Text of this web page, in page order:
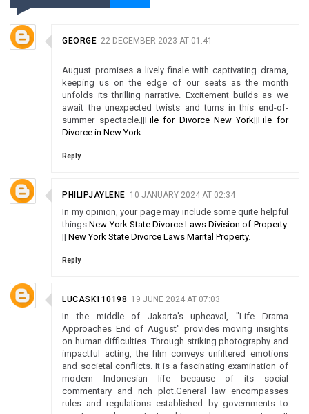
GEORGE 22 DECEMBER 2023 AT 01:41
August promises a lively finale with captivating drama,
keeping us on the edge of our seats as the month
unfolds its thrilling narrative. Excitement builds as we
await the unexpected twists and turns in this end-of-
summer spectacle.||File for Divorce New York||File for
Divorce in New York
Reply
PHILIPJAYLENE 10 JANUARY 2024 AT 02:34
In my opinion, your page may include some quite helpful
things.New York State Divorce Laws Division of Property.
||New York State Divorce Laws Marital Property.
Reply
LUCASK110198 19 JUNE 2024 AT 07:03
In the middle of Jakarta's upheaval, "Life Drama
Approaches End of August" provides moving insights
on human difficulties. Through striking photography and
impactful acting, the film conveys unfiltered emotions
and societal conflicts. It is a fascinating examination of
modern Indonesian life because of its social
commentary and rich plot.General law encompasses
rules and regulations established by governments to